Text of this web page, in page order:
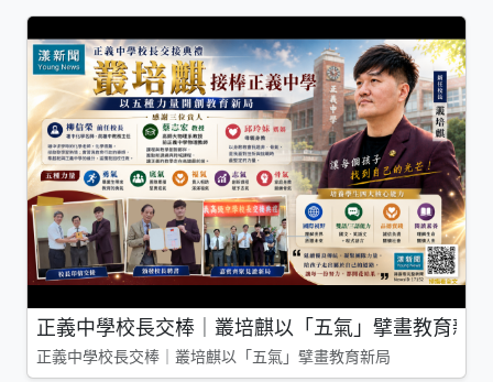
正義中學校長交棒｜叢培麒以「五氣」擘畫教育新局
正義中學校長交棒｜叢培麒以「五氣」擘畫教育新局